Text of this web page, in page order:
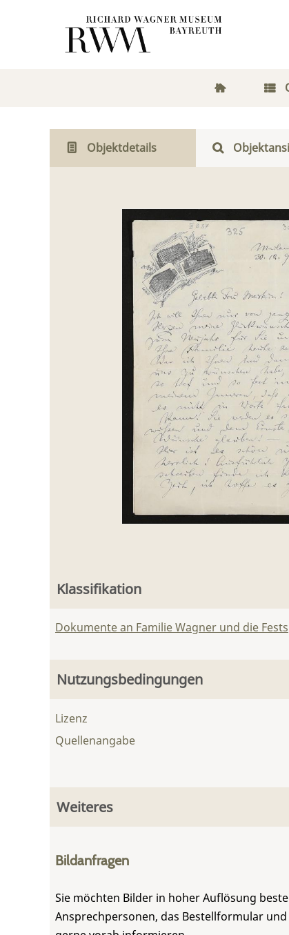
Objektdetails
Klassifikation
Dokumente an Familie Wagner und die
Nutzungsbedingungen
Lizenz
Quellenangabe
Weiteres
Bildanfragen
Sie möchten Bilder in hoher Auflösung
Ansprechpersonen, das Bestellformular